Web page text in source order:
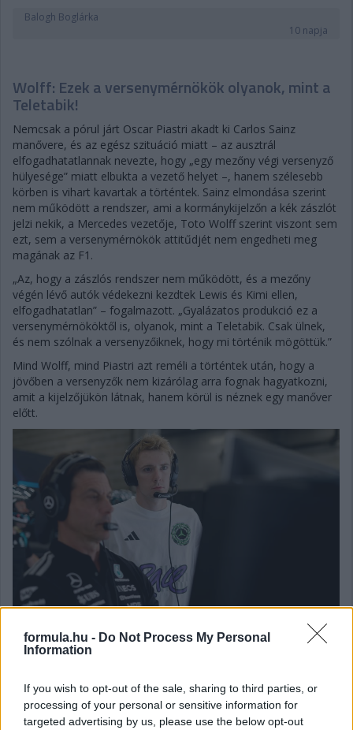
formula.hu - Do Not Process My Personal
Information
If you wish to opt-out of the sale, sharing to third parties, or
processing of your personal or sensitive information for
targeted advertising by us, please use the below opt-out
Balogh Boglárka
10 napja
Wolff: Ezek a versenymérnökök olyanok, mint a
Teletabik!
Nemcsak a pórul járt Oscar Piastri akadt ki Carlos Sainz
manővere, és az egész szituáció miatt – az ausztrál
elfogadhatatlannak nevezte, hogy „egy mezőny végi versenyző
hülyesége” miatt elbukta a vezető helyet –, hanem szélesebb
körben is vihart kavartak a történtek. Sainz elmondása szerint
nem működött a rendszer, ami a kormánykijelzőn a kék zászlót
jelzi nekik, a Mercedes vezetője, Toto Wolff szerint viszont sem
ezt, sem a versenymérnökök attitűdjét nem engedheti meg
magának az F1.
„Az, hogy a zászlós rendszer nem működött, és a mezőny
végén lévő autók védekezni kezdtek Lewis és Kimi ellen,
elfogadhatatlan” – fogalmazott. „Gyalázatos produkció ez a
versenymérnököktől is, olyanok, mint a Teletabik. Csak ülnek,
és nem szólnak a versenyzőiknek, hogy mi történik mögöttük.”
Mind Wolff, mind Piastri azt reméli a történtek után, hogy a
jövőben a versenyzők nem kizárólag arra fognak hagyatkozni,
amit a kijelzőjükön látnak, hanem körül is néznek egy manőver
előtt.
Balogh Tamás
10 napja